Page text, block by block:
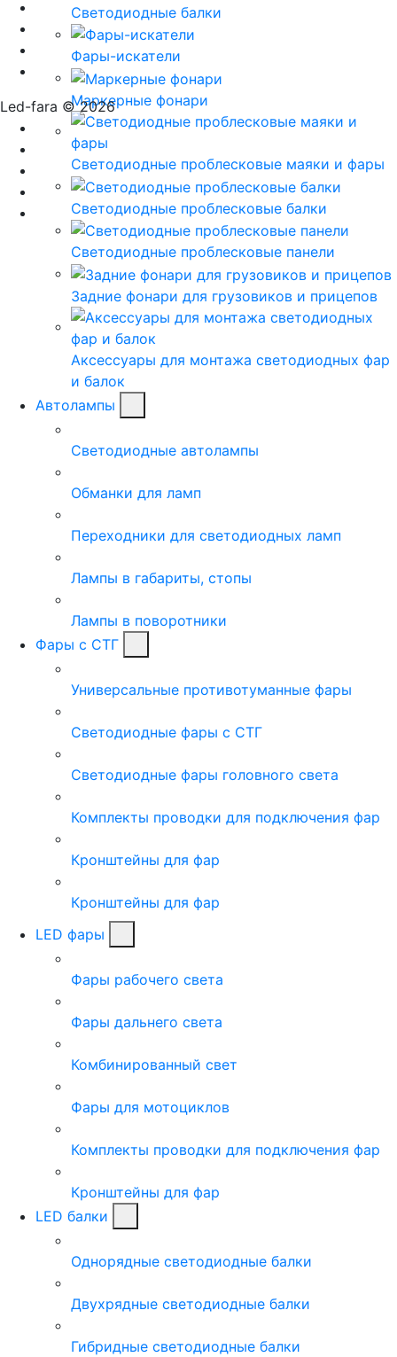
Светодиодные балки
Фары-искатели
Маркерные фонари
Светодиодные проблесковые маяки и фары
Светодиодные проблесковые балки
Светодиодные проблесковые панели
Задние фонари для грузовиков и прицепов
Аксессуары для монтажа светодиодных фар
и балок
Автолампы
Светодиодные автолампы
Обманки для ламп
Переходники для светодиодных ламп
Лампы в габариты, стопы
Лампы в поворотники
Фары с СТГ
Универсальные противотуманные фары
Светодиодные фары с СТГ
Светодиодные фары головного света
Комплекты проводки для подключения фар
Кронштейны для фар
Кронштейны для фар
LED фары
Фары рабочего света
Фары дальнего света
Комбинированный свет
Фары для мотоциклов
Комплекты проводки для подключения фар
Кронштейны для фар
LED балки
Однорядные светодиодные балки
Двухрядные светодиодные балки
Гибридные светодиодные балки
Led-fara © 2026